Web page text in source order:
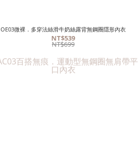
OE03微裸．多穿法絲滑牛奶絲露背無鋼圈隱形內衣
NT$539
NT$699